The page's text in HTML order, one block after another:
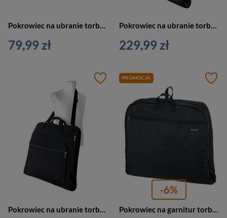
Pokrowiec na ubranie torba na garnitur czarna Vip Collection VIP 001 BL
79,99 zł
Pokrowiec na ubranie torba na garnitur szara Vip Collection VIP 100 GRY
229,99 zł
PROMOCJA
-6%